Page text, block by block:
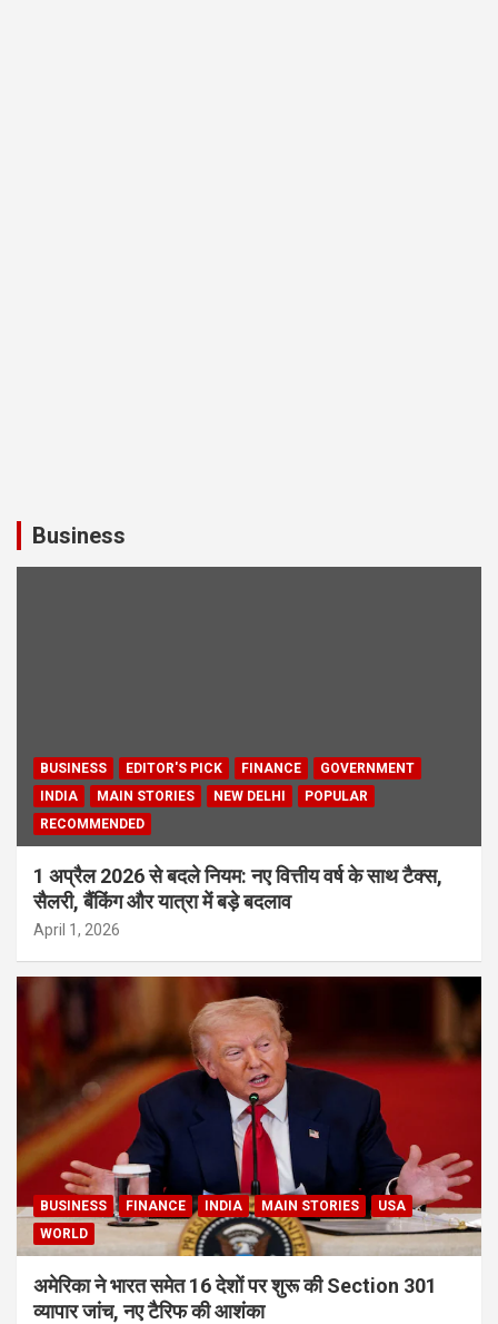
Business
BUSINESS EDITOR'S PICK FINANCE
GOVERNMENT
INDIA
MAIN STORIES NEW DELHI
POPULAR
RECOMMENDED
1 अप्रैल 2026 से बदले नियम: नए वित्तीय वर्ष के साथ टैक्स,
सैलरी, बैंकिंग और यात्रा में बड़े बदलाव
April 1, 2026
BUSINESS FINANCE INDIA MAIN STORIES
USA
WORLD
अमेरिका ने भारत समेत 16 देशों पर शुरू की Section 301
व्यापार जांच, नए टैरिफ की आशंका